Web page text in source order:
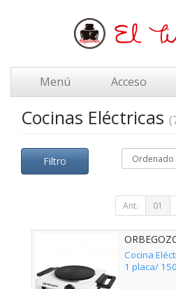
Menú Acceso
Cocinas Eléctricas
Filtro
Ant. 01
Cocina
1 placa/